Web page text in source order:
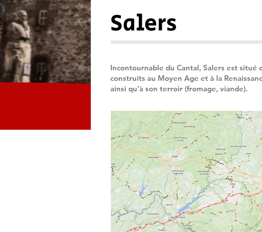
Salers
Incontournable du Cantal, Salers est situé
construits au Moyen Age et à la
ainsi qu’à son terroir (fromage, viande).